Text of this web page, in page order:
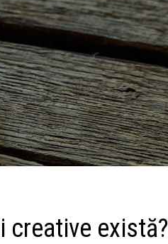
creative există?